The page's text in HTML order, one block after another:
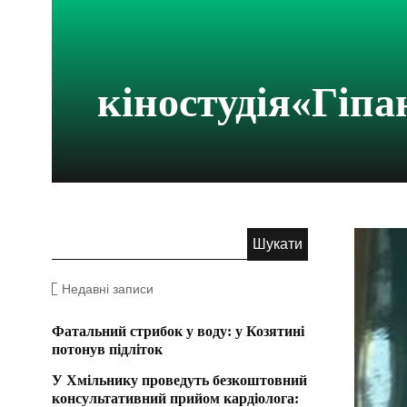
Недавні записи
Фатальний стрибок у воду: у Козятині
потонув підліток
У Хмільнику проведуть безкоштовний
консультативний прийом кардіолога: